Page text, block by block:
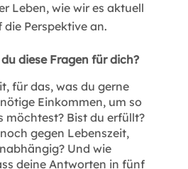
Leben, wie wir es aktuell
Perspektive an.
diese Fragen für dich?
für das, was du gerne
Einkommen, um so
möchtest? Bist du erfüllt?
gegen Lebenszeit,
Und wie
deine Antworten in fünf